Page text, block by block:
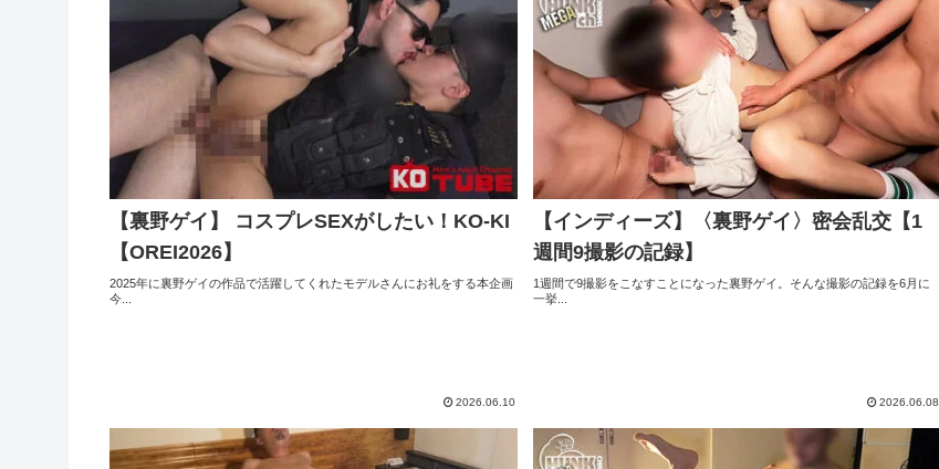
【裏野ゲイ】 コスプレSEXがしたい！KO-KI
【OREI2026】
2025年に裏野ゲイの作品で活躍してくれたモデルさんにお礼をする本企画
今...
2026.06.10
【インディーズ】〈裏野ゲイ〉密会乱交【1
週間9撮影の記録】
1週間で9撮影をこなすことになった裏野ゲイ。そんな撮影の記録を6月に
一挙...
2026.06.08